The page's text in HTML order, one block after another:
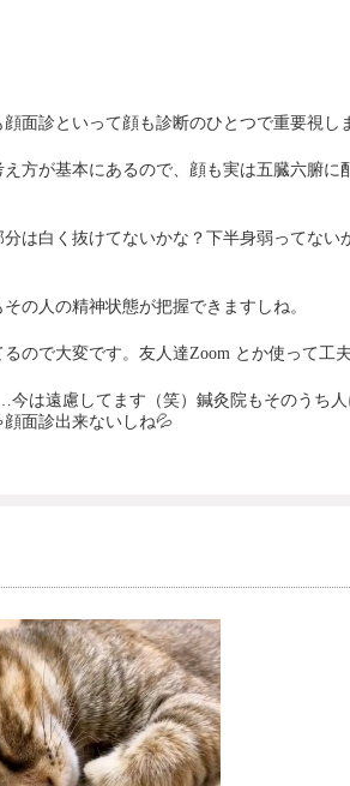
面診といって顔も診断のひとつで重要視し
方が基本にあるので、顔も実は五臓六腑に
は白く抜けてないかな？下半身弱ってない
の人の精神状態が把握できますしね。
ので大変です。友人達Zoom とか使って工
今は遠慮してます（笑）鍼灸院もそのうち
面診出来ないしね💦